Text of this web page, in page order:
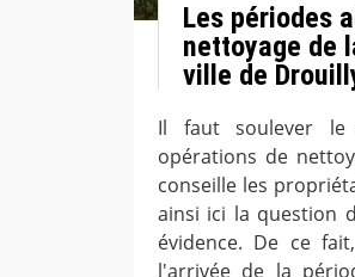
Les périodes
nettoyage de
ville de
Il faut soulever le
opérations de
conseille les
ainsi ici la question
évidence. De ce
l'arrivée de la